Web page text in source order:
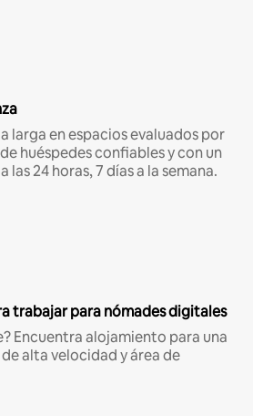
larga en espacios evaluados por
huéspedes confiables y con un
las 24 horas, 7 días a la semana.
trabajar para nómades digitales
Encuentra alojamiento para una
alta velocidad y área de